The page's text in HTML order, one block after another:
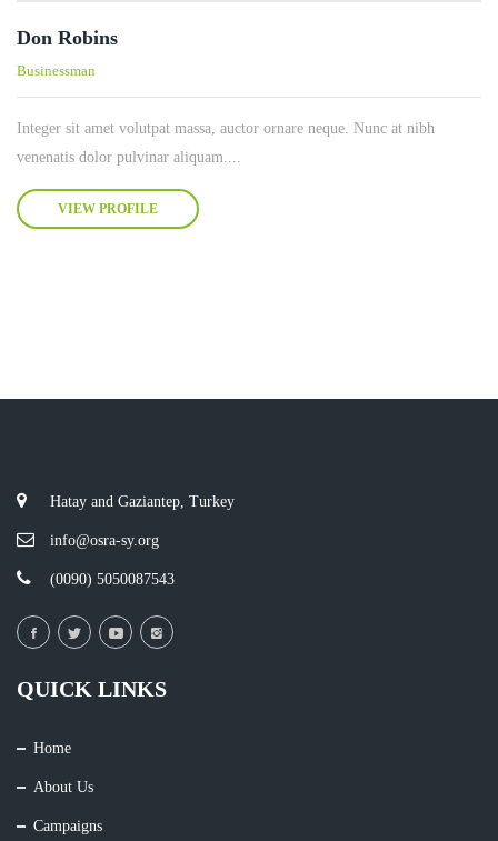
Don Robins
Businessman
Integer sit amet volutpat massa, auctor ornare neque. Nunc at nibh
venenatis dolor pulvinar aliquam....
VIEW PROFILE
Hatay and Gaziantep, Turkey
info@osra-sy.org
(0090) 5050087543
QUICK LINKS
Home
About Us
Campaigns